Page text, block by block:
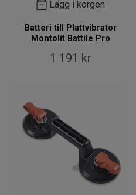
Lägg i korgen
Batteri till Plattvibrator
Montolit Battile Pro
1 191 kr